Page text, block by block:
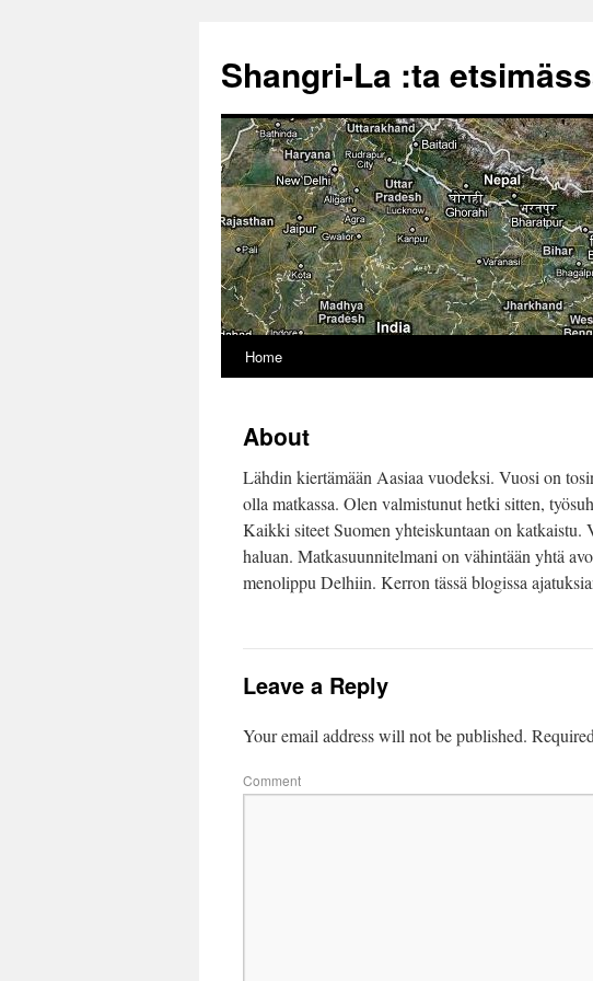
Shangri-La :ta
Home
About
Lähdin kiertämään Aasiaa vuodeksi. Vuosi on
olla matkassa. Olen valmistunut hetki sitten,
Kaikki siteet Suomen yhteiskuntaan on katkaistu.
haluan. Matkasuunnitelmani on vähintään yhtä
menolippu Delhiin. Kerron tässä blogissa
Leave a Reply
Your email address will not be published.
Comment